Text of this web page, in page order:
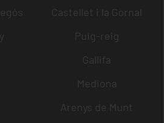
Castellet i la Gornal
Puig-reig
Gallifa
Mediona
Arenys de Munt